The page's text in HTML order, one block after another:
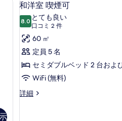
の
写
真
を
表
示
す
煙
の
詳
細
洋
室
喫
煙
可
の
す
5
和洋室 喫煙可
8.010 点中 8.0
とても良い
口コミ 2 件
(口
コ
ミ
2
件)
60 ㎡
定員 5 名
セミダブルベッド 2 台およ
WiFi (無料)
詳細
和